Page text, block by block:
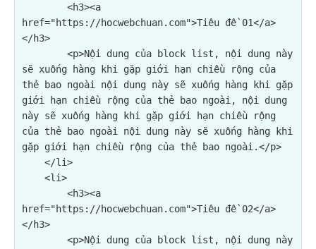
href="https://hocwebchuan.com">Tiêu đề 01</a>
</h3>
<p>Nội dung của block list, nội dung này
sẽ xuống hàng khi gặp giới hạn chiều rộng của
thẻ bao ngoài nội dung này sẽ xuống hàng khi gặp
giới hạn chiều rộng của thẻ bao ngoài, nội dung
này sẽ xuống hàng khi gặp giới hạn chiều rộng
của thẻ bao ngoài nội dung này sẽ xuống hàng khi
gặp giới hạn chiều rộng của thẻ bao ngoài.</p>
href="https://hocwebchuan.com">Tiêu đề 02</a>
</h3>
<p>Nội dung của block list, nội dung này